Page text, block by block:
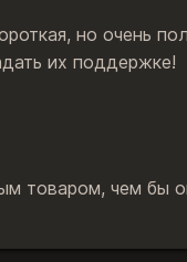
но очень
их поддержке!
товаром, чем бы